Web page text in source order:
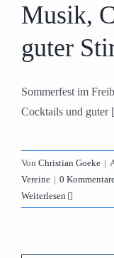
Musik,
guter
Sommerfest im
Cocktails und guter
Von Christian Goeke |
Vereine | 0
Weiterlesen